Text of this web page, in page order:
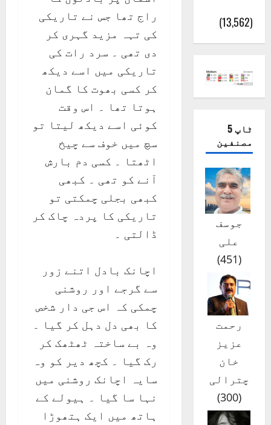
راج تھا جس نے تاریکی
کی تہہ مزید گہری کر
دی تھی ۔ سرد رات کی
تاریکی میں اسے دیکھ
کر کسی بھوت کا گمان
ہوتا تھا ۔ اس وقت
کوئی اسے دیکھ لیتا تو
سچ میں خوف سے چیخ
اٹھتا ۔ کسی دم بارش
آنے کو تھی ۔ کبھی
کبھی بجلی چمکتی تو
تاریکی کا پردہ چاک کر
ڈالتی ۔
اچانک بادل اتنے زور
سے گرجے اور روشنی
چمکی کہ اس جی دار شخص
کا بھی دل دہل کر گیا ۔
وہ بے ساختہ ٹھٹھک کر
رک گیا ۔ کچھ دیر کو وہ
سایہ اچانک روشنی میں
نہا سا گیا ۔ ہیولے کے
ہاتھ میں ایک ہتھوڑا
(13,562)
ٹاپ 5
مصنفین
جوسف
علی
(
451
)
رحمت
عزیز
خان
چترالی
(
300
)